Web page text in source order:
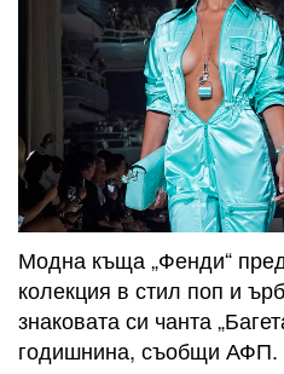
Модна къща „Фенди“
колекция в стил поп и
знаковата си чанта
годишнина, съобщи АФП.